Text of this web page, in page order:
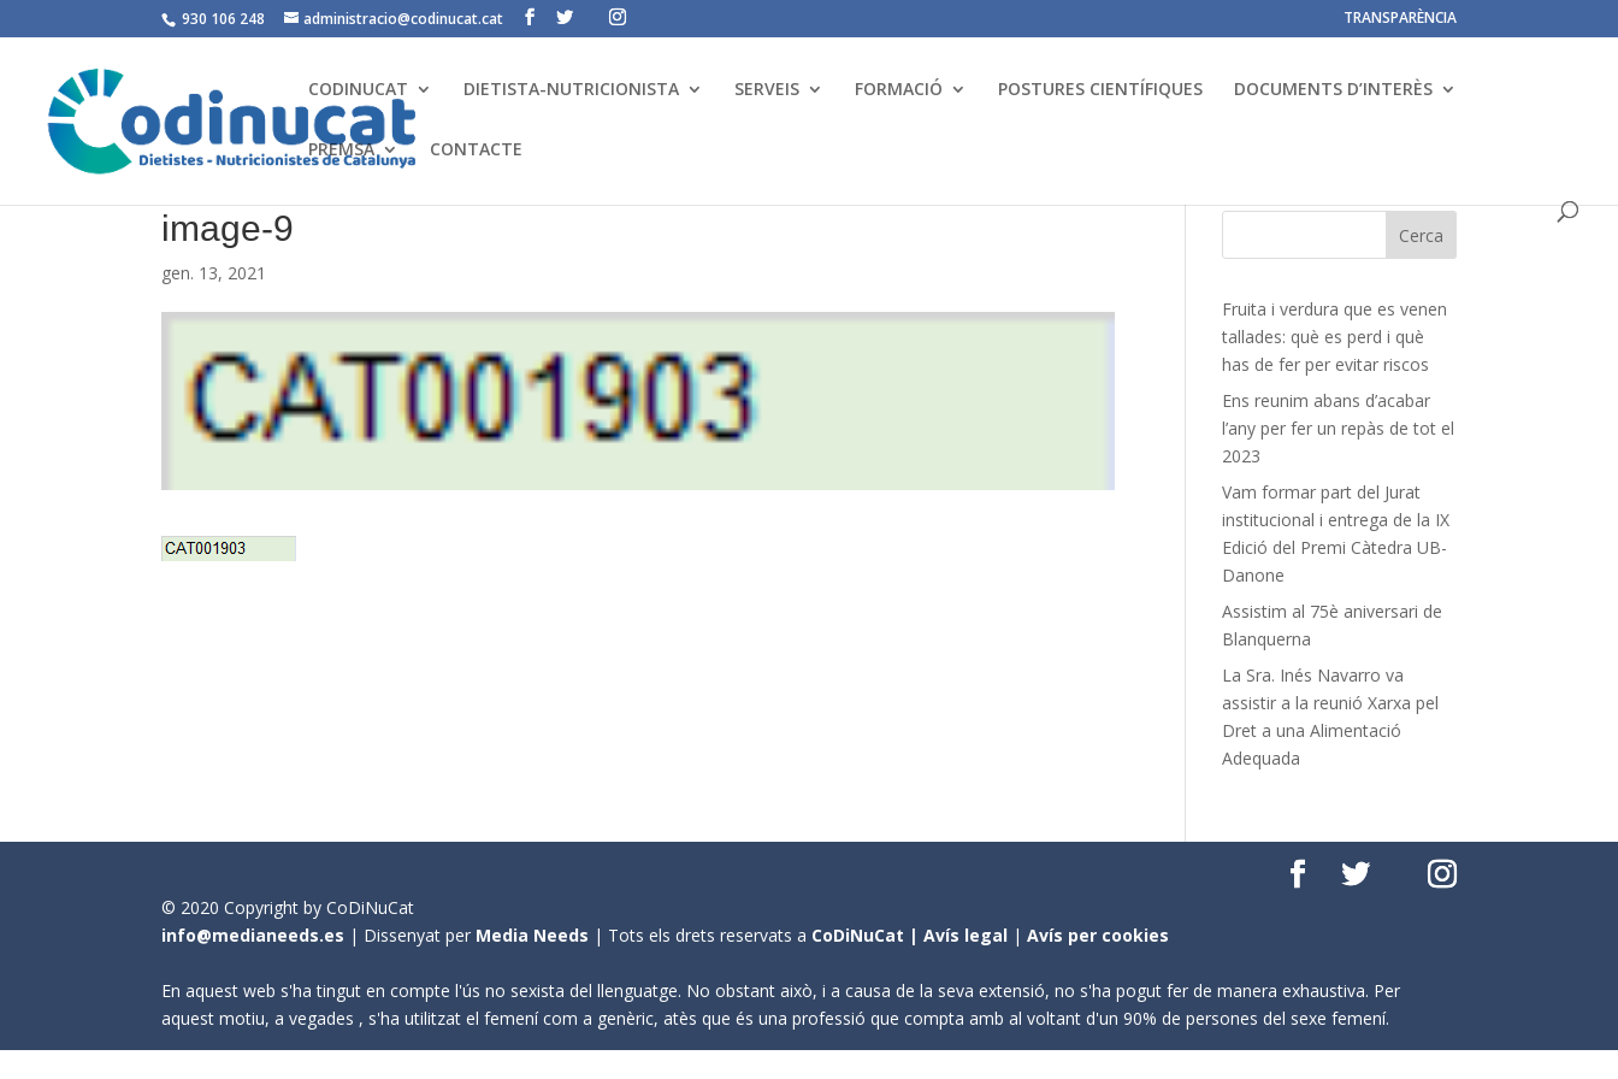
930 106 248 administracio@codinucat.cat TRANSPARÈNCIA
CODINUCAT DIETISTA-NUTRICIONISTA SERVEIS FORMACIÓ POSTURES CIENTÍFIQUES DOCUMENTS D’INTERÈS
PREMSA CONTACTE
image-9
gen. 13, 2021
Fruita i verdura que es venen
tallades: què es perd i què
has de fer per evitar riscos
Ens reunim abans d’acabar
l’any per fer un repàs de tot el
2023
Vam formar part del Jurat
institucional i entrega de la IX
Edició del Premi Càtedra UB-
Danone
Assistim al 75è aniversari de
Blanquerna
La Sra. Inés Navarro va
assistir a la reunió Xarxa pel
Dret a una Alimentació
Adequada
© 2020 Copyright by CoDiNuCat
info@medianeeds.es | Dissenyat per Media Needs | Tots els drets reservats a CoDiNuCat |Avís legal |Avís per cookies
En aquest web s'ha tingut en compte l'ús no sexista del llenguatge. No obstant això, i a causa de la seva extensió, no s'ha pogut fer de manera exhaustiva. Per
aquest motiu, a vegades , s'ha utilitzat el femení com a genèric, atès que és una professió que compta amb al voltant d'un 90% de persones del sexe femení.